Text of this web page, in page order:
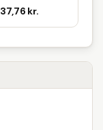
37,76 kr.